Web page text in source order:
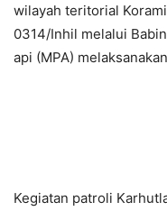
wilayah teritorial
0314/Inhil melalui
api (MPA)
Kegiatan patroli